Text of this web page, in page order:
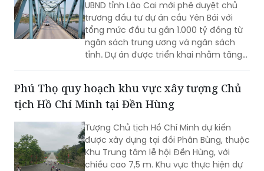
UBND tỉnh Lào Cai mới phê duyệt chủ
trương đầu tư dự án cầu Yên Bái với
tổng mức đầu tư gần 1.000 tỷ đồng từ
ngân sách trung ương và ngân sách
tỉnh. Dự án được triển khai nhằm tăng
Phú Thọ quy hoạch khu vực xây tượng Chủ
tịch Hồ Chí Minh tại Đền Hùng
Tượng Chủ tịch Hồ Chí Minh dự kiến
được xây dựng tại đồi Phân Bùng, thuộc
Khu Trung tâm lễ hội Đền Hùng, với
chiều cao 7,5 m. Khu vực thực hiện dự